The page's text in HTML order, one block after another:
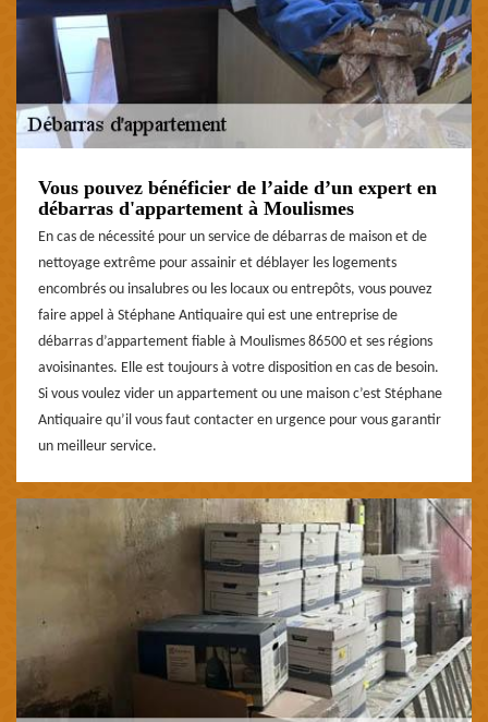
Vous pouvez bénéficier de l’aide d’un expert en
débarras d'appartement à Moulismes
En cas de nécessité pour un service de débarras de maison et de
nettoyage extrême pour assainir et déblayer les logements
encombrés ou insalubres ou les locaux ou entrepôts, vous pouvez
faire appel à Stéphane Antiquaire qui est une entreprise de
débarras d’appartement fiable à Moulismes 86500 et ses régions
avoisinantes. Elle est toujours à votre disposition en cas de besoin.
Si vous voulez vider un appartement ou une maison c’est Stéphane
Antiquaire qu’il vous faut contacter en urgence pour vous garantir
un meilleur service.